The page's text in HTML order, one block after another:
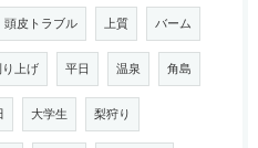
頭皮トラブル 上質 バーム
上げ 平日 温泉 角島
大学生 梨狩り